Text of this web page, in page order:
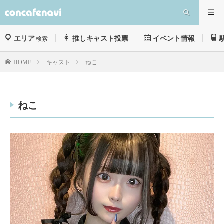
エリア検索 推しキャスト投票 イベント情報
HOME キャスト ねこ
ねこ